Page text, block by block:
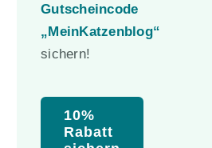
Gutscheincode
„MeinKatzenblog“
sichern!
10%
Rabatt